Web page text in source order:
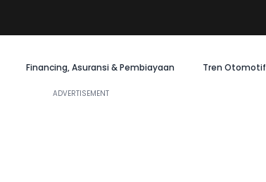
Financing, Asuransi & Pembiayaan Tren Otomotif